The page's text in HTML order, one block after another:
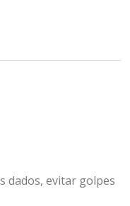
dados, evitar golpes